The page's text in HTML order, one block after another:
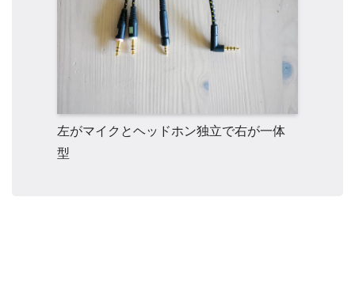
左がマイクとヘッドホン独立で右が一体
型